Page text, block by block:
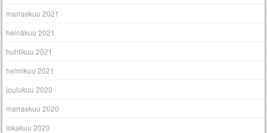
marraskuu 2021
heinäkuu 2021
huhtikuu 2021
helmikuu 2021
joulukuu 2020
marraskuu 2020
lokakuu 2020